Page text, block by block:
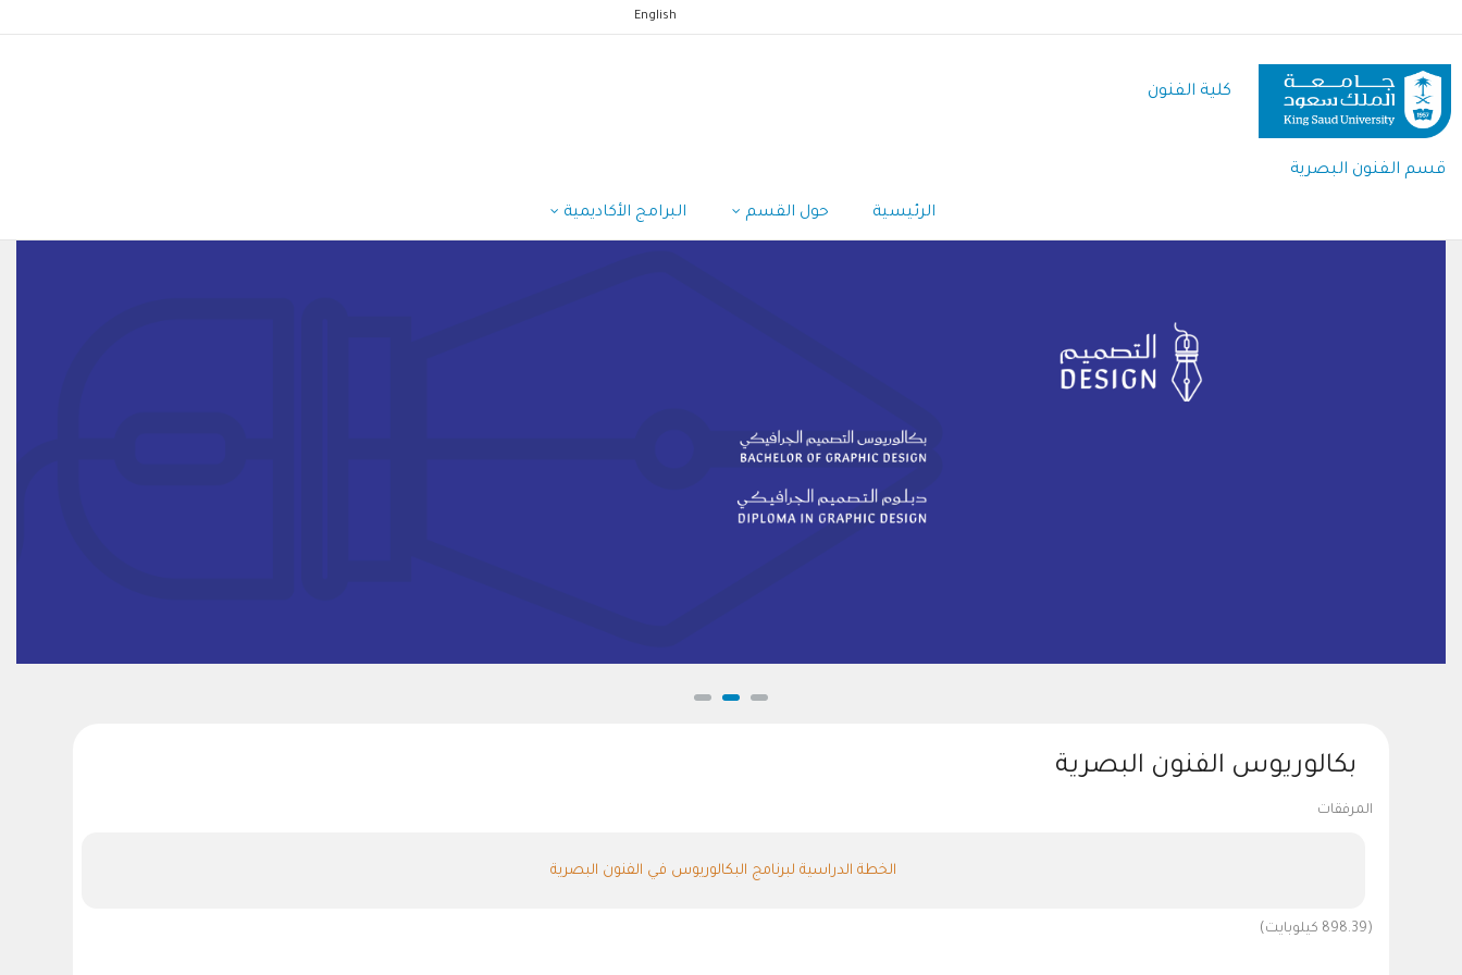
المحتوى
الرئيسي
English
كلية الفنون
قسم الفنون البصرية
الرئيسية حول القسم البرامج الأكاديمية
بكالوريوس الفنون البصرية
المرفقات
الخطة الدراسية لبرنامج البكالوريوس في الفنون البصرية
(898.39 كيلوبايت)